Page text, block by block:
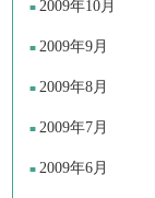
2009年10月
2009年9月
2009年8月
2009年7月
2009年6月